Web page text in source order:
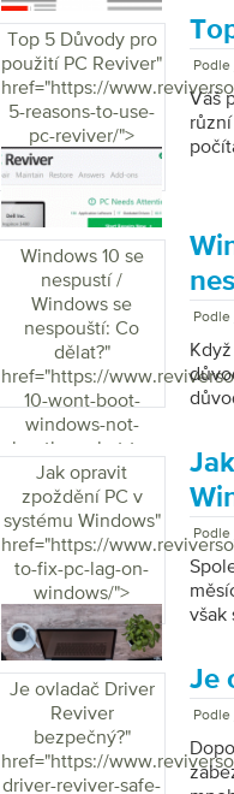
tolik
Top 5 Důvody pro
použití PC Reviver"
href="https://
5-reasons-to-use-
pc-reviver/">
Podle
Váš
do
Windows 10 se
nespustí /
Windows se
nespouští: Co
dělat?"
href="https://
10-wont-boot-
windows-not-
booting-what-to-
do/">
Podle
Jak opravit
zpoždění PC v
systému Windows"
href="https://
to-fix-pc-lag-on-
windows/">
Podle
však
jste
Je ovladač Driver
Reviver
bezpečný?"
href="https://
driver-reviver-safe-
Je
Podle